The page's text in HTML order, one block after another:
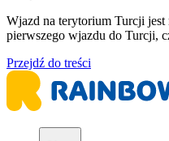
Wjazd na terytorium Turcji
pierwszego wjazdu do Turcji,
Przejdź do treści